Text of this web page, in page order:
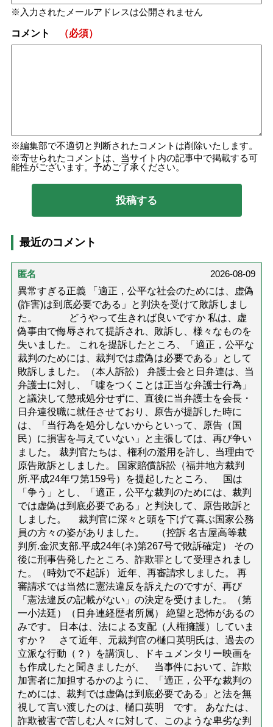
入力されたメールアドレスは公開されません
コメント （必須）
編集部で不適切と判断されたコメントは削除いたします。
寄せられたコメントは、当サイト内の記事中で掲載する可
能性がございます。予めご了承ください。
最近のコメント
匿名
2026-08-09
異常すぎる正義 「適正，公平な社会のためには、虚偽
(詐害)は到底必要である」と判決を受けて敗訴しまし
た。 どうやって生きれば良いですか 私は、虚
偽事由で侮辱されて提訴され、敗訴し、様々なものを
失いました。 これを提訴したところ、「適正，公平な
裁判のためには、裁判では虚偽は必要である」として
敗訴しました。（本人訴訟） 弁護士会と日弁連は、当
弁護士に対し、「噓をつくことは正当な弁護士行為」
と議決して懲戒処分せずに、直後に当弁護士を会長・
日弁連役職に就任させており、原告が提訴した時に
は、「当行為を処分しないからといって、原告（国
民）に損害を与えていない」と主張しては、再び争い
ました。 裁判官たちは、権利の濫用を許し、当理由で
原告敗訴としました。 国家賠償訴訟（福井地方裁判
所.平成24年ワ第159号）を提起したところ、 国は
「争う」とし、「適正，公平な裁判のためには、裁判
では虚偽は到底必要である」と判決して、原告敗訴と
しました。 裁判官に深々と頭を下げて喜ぶ国家公務
員の方々の姿がありました。 （控訴 名古屋高等裁
判所.金沢支部.平成24年(ネ)第267号で敗訴確定） その
後に刑事告発したところ、詐欺罪として受理されまし
た。（時効で不起訴） 近年、再審請求しました。 再
審請求では当然に憲法違反を訴えたのですが、再び
「憲法違反の記載がない」の決定を受けました。（第
一小法廷）（日弁連経歴者所属） 絶望と恐怖があるの
みです。 日本は、法による支配（人権擁護）していま
すか？ さて近年、元裁判官の樋口英明氏は、過去の
立派な行動（？）を講演し、ドキュメンタリー映画を
も作成したと聞きましたが、 当事件において、詐欺
加害者に加担するかのように、「適正，公平な裁判の
ためには、裁判では虚偽は到底必要である」と法を無
視して言い渡したのは、樋口英明 です。 あなたは、
詐欺被害で苦しむ人々に対して、このような卑劣な判